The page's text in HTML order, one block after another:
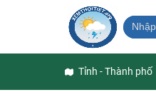
Tỉnh - Thành phố